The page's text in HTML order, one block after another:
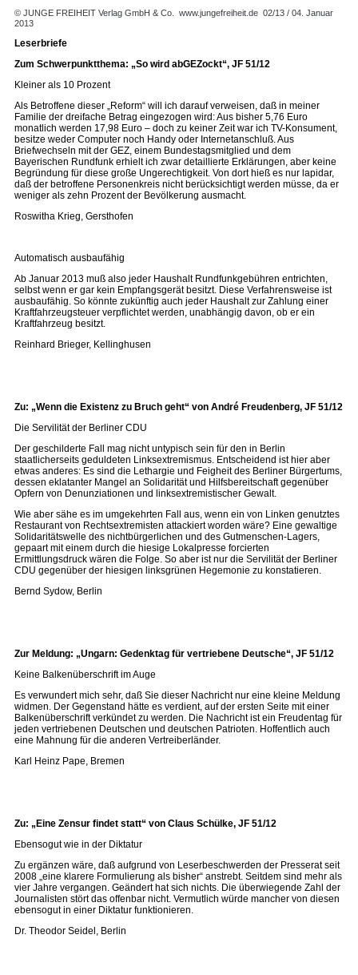
© JUNGE FREIHEIT Verlag GmbH & Co. www.jungefreiheit.de 02/13 / 04. Januar
2013
Leserbriefe
Zum Schwerpunktthema: „So wird ab­GEZockt“, JF 51/12
Kleiner als 10 Prozent
Als Betroffene dieser „Reform“ will ich darauf verweisen, daß in meiner
Familie der dreifache Betrag eingezogen wird: Aus bisher 5,76 Euro
monatlich werden 17,98 Euro – doch zu keiner Zeit war ich TV-Konsument,
besitze weder Computer noch Handy oder Internetanschluß. Aus
Briefwechseln mit der GEZ, einem Bundestagsmitglied und dem
Bayerischen Rundfunk erhielt ich zwar detaillierte Erklärungen, aber keine
Begründung für diese große Ungerechtigkeit. Von dort hieß es nur lapidar,
daß der betroffene Personenkreis nicht berücksichtigt werden müsse, da er
weniger als zehn Prozent der Bevölkerung ausmacht.
Roswitha Krieg, Gersthofen
Automatisch ausbaufähig
Ab Januar 2013 muß also jeder Haushalt Rundfunkgebühren entrichten,
selbst wenn er gar kein Empfangsgerät besitzt. Diese Verfahrensweise ist
ausbaufähig. So könnte zukünftig auch jeder Haushalt zur Zahlung einer
Kraftfahrzeugsteuer verpflichtet werden, unabhängig davon, ob er ein
Kraftfahrzeug besitzt.
Reinhard Brieger, Kellinghusen
Zu: „Wenn die Existenz zu Bruch geht“ von André Freudenberg, JF 51/12
Die Servilität der Berliner CDU
Der geschilderte Fall mag nicht untypisch sein für den in Berlin
staatlicherseits geduldeten Linksextremismus. Entscheidend ist hier aber
etwas anderes: Es sind die Lethargie und Feigheit des Berliner Bürgertums,
dessen eklatanter Mangel an Solidarität und Hilfsbereitschaft gegenüber
Opfern von Denunziationen und linksextremistischer Gewalt.
Wie aber sähe es im umgekehrten Fall aus, wenn ein von Linken genutztes
Restaurant von Rechtsextremisten attackiert worden wäre? Eine gewaltige
Solidaritätswelle des nichtbürgerlichen und des Gutmenschen-Lagers,
gepaart mit einem durch die hiesige Lokalpresse forcierten
Ermittlungsdruck wären die Folge. So aber ist nur die Servilität der Berliner
CDU gegenüber der hiesigen linksgrünen Hegemonie zu konstatieren.
Bernd Sydow, Berlin
Zur Meldung: „Ungarn: Gedenktag für vertriebene Deutsche“, JF 51/12
Keine Balkenüberschrift im Auge
Es verwundert mich sehr, daß Sie dieser Nachricht nur eine kleine Meldung
widmen. Der Gegenstand hätte es verdient, auf der ersten Seite mit einer
Balkenüberschrift verkündet zu werden. Die Nachricht ist ein Freudentag für
jeden vertriebenen Deutschen und deutschen Patrioten. Hoffentlich auch
eine Mahnung für die anderen Vertreiberländer.
Karl Heinz Pape, Bremen
Zu: „Eine Zensur findet statt“ von Claus Schülke, JF 51/12
Ebensogut wie in der Diktatur
Zu ergänzen wäre, daß aufgrund von Leserbeschwerden der Presserat seit
2008 „eine klarere Formulierung als bisher“ anstrebt. Seitdem sind mehr als
vier Jahre vergangen. Geändert hat sich nichts. Die überwiegende Zahl der
Journalisten stört das offenbar nicht. Vermutlich würde mancher von diesen
ebensogut in einer Diktatur funktionieren.
Dr. Theodor Seidel, Berlin